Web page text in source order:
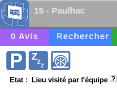
15 - Paulhac
0 Avis Rechercher
Etat : Lieu visité par l'équipe